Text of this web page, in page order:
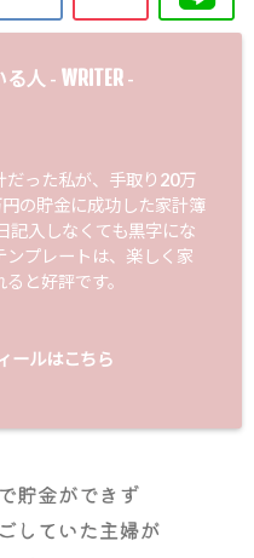
る人 - WRITER-
だった私が、手取り20万
の貯金に成功した家計簿
記入しなくても黒字にな
ンプレートは、楽しく家
と好評です。
ールはこちら